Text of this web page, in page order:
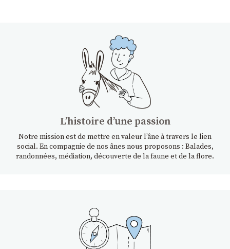
Lʼhistoire dʼune passion
Notre mission est de mettre en valeur l’âne à travers le lien
social. En compagnie de nos ânes nous proposons : Balades,
randonnées, médiation, découverte de la faune et de la flore.